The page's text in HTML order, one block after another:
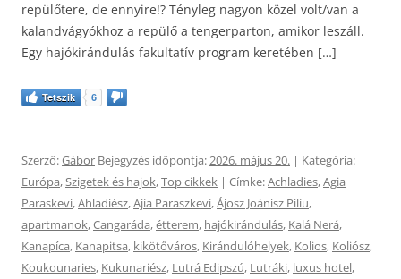
repülőtere, de ennyire!? Tényleg nagyon közel volt/van a
kalandvágyókhoz a repülő a tengerparton, amikor leszáll.
Egy hajókirándulás fakultatív program keretében […]
Tetszik 6
Szerző:Gábor Bejegyzés időpontja:2026. május 20. | Kategória:
Európa,Szigetek és hajok,Top cikkek | Címke:Achladies,Agia
Paraskevi,Ahladiész,Ajía Paraszkeví,Ájosz Joánisz Pilíu,
apartmanok,Cangaráda,étterem, hajókirándulás, Kalá Nerá,
Kanapíca, Kanapitsa, kikötőváros, Kirándulóhelyek, Kolios, Koliósz,
Koukounaries, Kukunariész, Lutrá Edipszú, Lutráki, luxus hotel,